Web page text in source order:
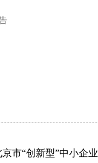
市“创新型”中小企业